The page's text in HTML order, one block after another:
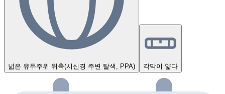
넓은 유두주위 위축(시신경 주변 탈색, PPA) 각막이 얇다